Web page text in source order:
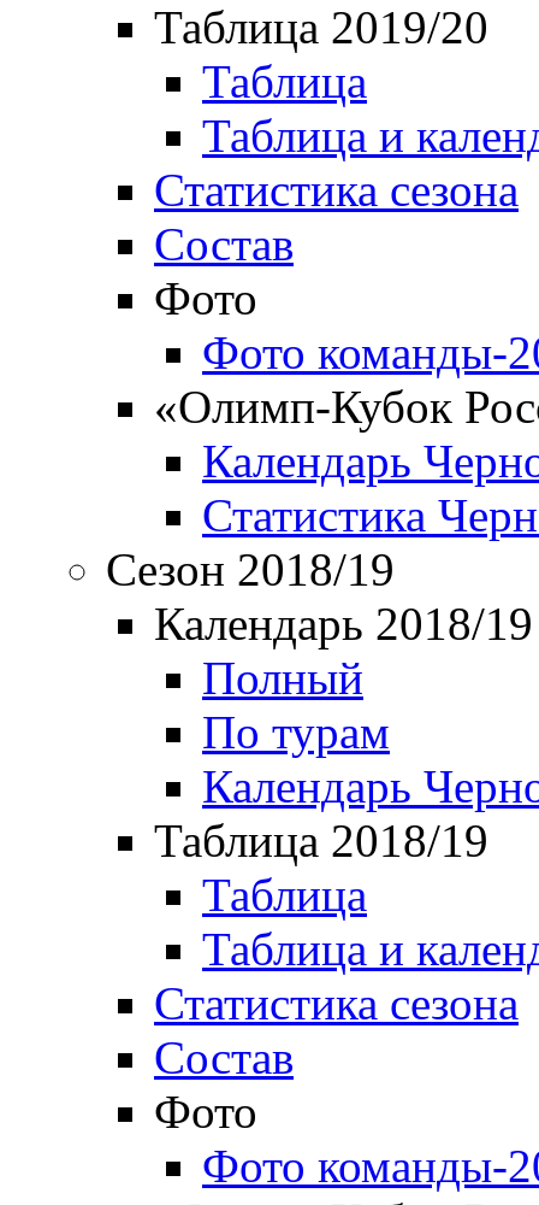
Таблица 2019/20
Таблица
Таблица и
Статистика сезона
Состав
Фото
Фото команды-
«Олимп-Кубок
Календарь
Статистика
Сезон 2018/19
Календарь 2018/19
Полный
По турам
Календарь
Таблица 2018/19
Таблица
Таблица и
Статистика сезона
Состав
Фото
Фото команды-